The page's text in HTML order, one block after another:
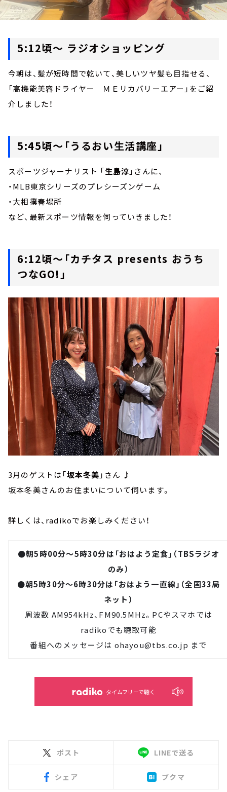
5:12頃～ ラジオショッピング
今朝は、髪が短時間で乾いて、美しいツヤ髪も目指せる、
「高機能美容ドライヤー ＭＥリカバリーエアー」をご紹
介しました！
5:45頃～「うるおい生活講座」
スポーツジャーナリスト 「生島淳 」さんに、
・MLB東京シリーズのプレシーズンゲーム
・大相撲春場所
など、最新スポーツ情報を伺っていきました！
6:12頃～「カチタス presents おうち
つなGO!」
3月のゲストは「坂本冬美 」さん ♪
坂本冬美さんのお住まいについて伺います。
詳しくは、radikoでお楽しみください！
●朝5時00分～5時30分は「おはよう定食」（TBSラジオ
のみ）
●朝5時30分～6時30分は「おはよう一直線」（全国33局
ネット）
周波数 AM954kHz、FM90.5MHz。PCやスマホでは
radikoでも聴取可能
番組へのメッセージは ohayou@tbs.co.jp まで
タイムフリーで聴く
ポスト LINEで送る
シェア ブクマ